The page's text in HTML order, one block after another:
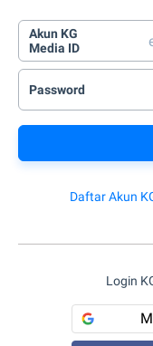
Akun KG
Media ID
Password
Daftar Akun
Login